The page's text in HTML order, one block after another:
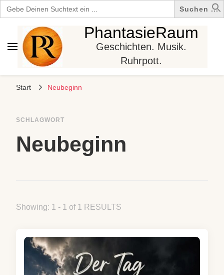
Search
for:
PhantasieRaum
Geschichten. Musik.
Ruhrpott.
Start Neubeginn
SCHLAGWORT
Neubeginn
Showing: 1 - 1 of 1 RESULTS